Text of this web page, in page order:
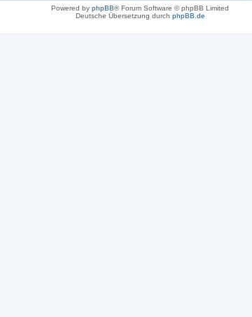
Powered by phpBB® Forum Software © phpBB Limited
Deutsche Übersetzung durch phpBB.de